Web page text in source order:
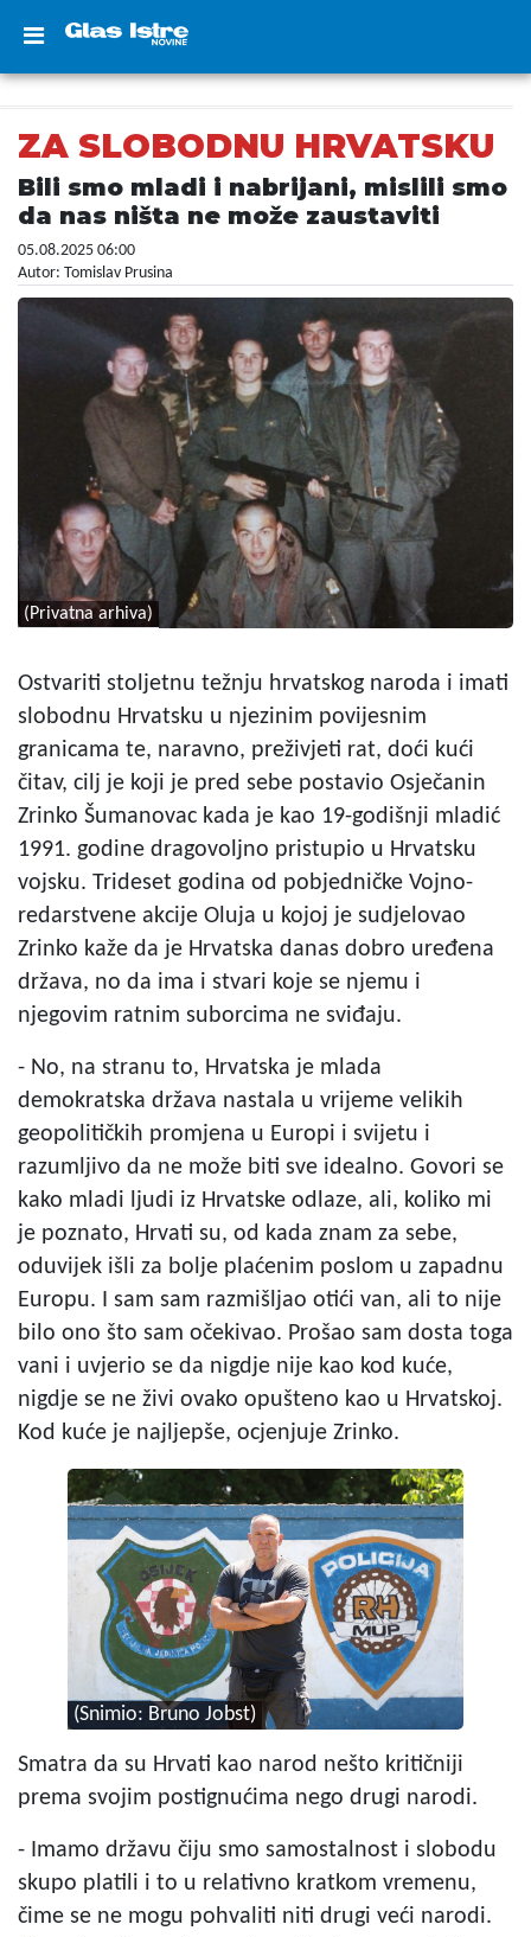
ZA SLOBODNU HRVATSKU
Bili smo mladi i nabrijani, mislili smo
da nas ništa ne može zaustaviti
05.08.2025 06:00
Autor: Tomislav Prusina
(Privatna arhiva)
Ostvariti stoljetnu težnju hrvatskog naroda i imati
slobodnu Hrvatsku u njezinim povijesnim
granicama te, naravno, preživjeti rat, doći kući
čitav, cilj je koji je pred sebe postavio Osječanin
Zrinko Šumanovac kada je kao 19-godišnji mladić
1991. godine dragovoljno pristupio u Hrvatsku
vojsku. Trideset godina od pobjedničke Vojno-
redarstvene akcije Oluja u kojoj je sudjelovao
Zrinko kaže da je Hrvatska danas dobro uređena
država, no da ima i stvari koje se njemu i
njegovim ratnim suborcima ne sviđaju.
- No, na stranu to, Hrvatska je mlada
demokratska država nastala u vrijeme velikih
geopolitičkih promjena u Europi i svijetu i
razumljivo da ne može biti sve idealno. Govori se
kako mladi ljudi iz Hrvatske odlaze, ali, koliko mi
je poznato, Hrvati su, od kada znam za sebe,
oduvijek išli za bolje plaćenim poslom u zapadnu
Europu. I sam sam razmišljao otići van, ali to nije
bilo ono što sam očekivao. Prošao sam dosta toga
vani i uvjerio se da nigdje nije kao kod kuće,
nigdje se ne živi ovako opušteno kao u Hrvatskoj.
Kod kuće je najljepše, ocjenjuje Zrinko.
(Snimio: Bruno Jobst)
Smatra da su Hrvati kao narod nešto kritičniji
prema svojim postignućima nego drugi narodi.
- Imamo državu čiju smo samostalnost i slobodu
skupo platili i to u relativno kratkom vremenu,
čime se ne mogu pohvaliti niti drugi veći narodi.